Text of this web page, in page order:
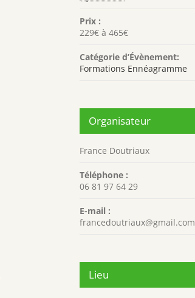
Prix :
229€ à 465€
Catégorie d’Évènement:
Formations Ennéagramme
Organisateur
France Doutriaux
Téléphone :
06 81 97 64 29
E-mail :
francedoutriaux@gmail.com
Lieu